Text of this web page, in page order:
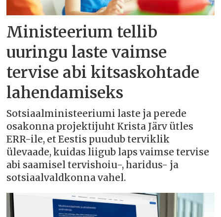
Ministeerium tellib
uuringu laste vaimse
tervise abi kitsaskohtade
lahendamiseks
Sotsiaalministeeriumi laste ja perede
osakonna projektijuht Krista Järv ütles
ERR-ile, et Eestis puudub terviklik
ülevaade, kuidas liigub laps vaimse tervise
abi saamisel tervishoiu-, haridus- ja
sotsiaalvaldkonna vahel.